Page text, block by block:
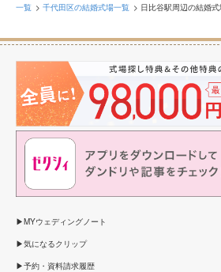
一覧
千代田区の結婚式場一覧 日比谷駅周辺の結婚
MYウェディングノート
気になるクリップ
予約・資料請求履歴